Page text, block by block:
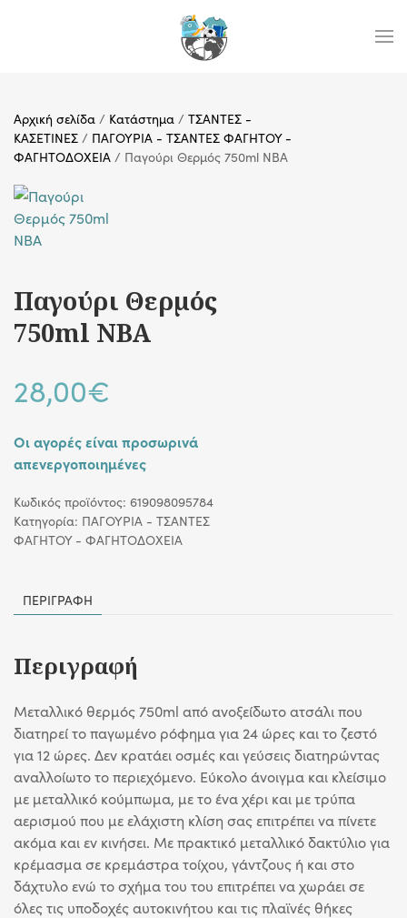
Αρχική σελίδα / Κατάστημα / ΤΣΑΝΤΕΣ -
ΚΑΣΕΤΙΝΕΣ / ΠΑΓΟΥΡΙΑ - ΤΣΑΝΤΕΣ ΦΑΓΗΤΟΥ -
ΦΑΓΗΤΟΔΟΧΕΙΑ / Παγούρι Θερμός 750ml NBA
Παγούρι Θερμός
750ml NBA
28,00€
Οι αγορές είναι προσωρινά
απενεργοποιημένες
Κωδικός προϊόντος: 619098095784
Κατηγορία: ΠΑΓΟΥΡΙΑ - ΤΣΑΝΤΕΣ
ΦΑΓΗΤΟΥ - ΦΑΓΗΤΟΔΟΧΕΙΑ
ΠΕΡΙΓΡΑΦΉ
Περιγραφή
Μεταλλικό θερμός 750ml από ανοξείδωτο ατσάλι που
διατηρεί το παγωμένο ρόφημα για 24 ώρες και το ζεστό
για 12 ώρες. Δεν κρατάει οσμές και γεύσεις διατηρώντας
αναλλοίωτο το περιεχόμενο. Εύκολο άνοιγμα και κλείσιμο
με μεταλλικό κούμπωμα, με το ένα χέρι και με τρύπα
αερισμού που με ελάχιστη κλίση σας επιτρέπει να πίνετε
ακόμα και εν κινήσει. Με πρακτικό μεταλλικό δακτύλιο για
κρέμασμα σε κρεμάστρα τοίχου, γάντζους ή και στο
δάχτυλο ενώ το σχήμα του του επιτρέπει να χωράει σε
όλες τις υποδοχές αυτοκινήτου και τις πλαϊνές θήκες